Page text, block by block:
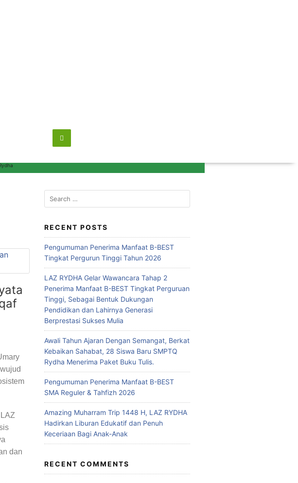
dan
e
r
c
h
f
o
r
:
RECENT POSTS
Pengumuman Penerima Manfaat B-BEST
Tingkat Pergurun Tinggi Tahun 2026
LAZ RYDHA Gelar Wawancara Tahap 2
Penerima Manfaat B-BEST Tingkat Perguruan
Tinggi, Sebagai Bentuk Dukungan
Pendidikan dan Lahirnya Generasi
Berprestasi Sukses Mulia
Awali Tahun Ajaran Dengan Semangat, Berkat
Kebaikan Sahabat, 28 Siswa Baru SMPTQ
Rydha Menerima Paket Buku Tulis.
Pengumuman Penerima Manfaat B-BEST
SMA Reguler & Tahfizh 2026
Amazing Muharram Trip 1448 H, LAZ RYDHA
Hadirkan Liburan Edukatif dan Penuh
Keceriaan Bagi Anak-Anak
RECENT COMMENTS